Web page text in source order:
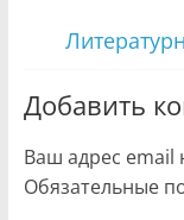
Добавить
Ваш адрес email
Обязательные